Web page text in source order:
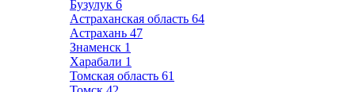
Бузулук 6
Астраханская область 64
Астрахань 47
Знаменск 1
Харабали 1
Томская область 61